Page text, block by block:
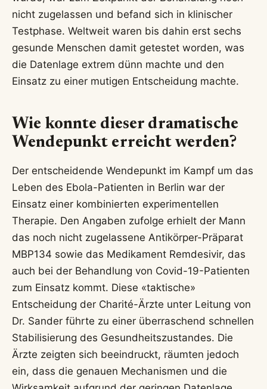
nicht zugelassen und befand sich in klinischer
Testphase. Weltweit waren bis dahin erst sechs
gesunde Menschen damit getestet worden, was
die Datenlage extrem dünn machte und den
Einsatz zu einer mutigen Entscheidung machte.
Wie konnte dieser dramatische
Wendepunkt erreicht werden?
Der entscheidende Wendepunkt im Kampf um das
Leben des Ebola-Patienten in Berlin war der
Einsatz einer kombinierten experimentellen
Therapie. Den Angaben zufolge erhielt der Mann
das noch nicht zugelassene Antikörper-Präparat
MBP134 sowie das Medikament Remdesivir, das
auch bei der Behandlung von Covid-19-Patienten
zum Einsatz kommt. Diese «taktische»
Entscheidung der Charité-Ärzte unter Leitung von
Dr. Sander führte zu einer überraschend schnellen
Stabilisierung des Gesundheitszustandes. Die
Ärzte zeigten sich beeindruckt, räumten jedoch
ein, dass die genauen Mechanismen und die